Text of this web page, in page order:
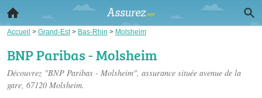
Accueil > Grand-Est > Bas-Rhin > Molsheim
BNP Paribas - Molsheim
Découvrez "BNP Paribas - Molsheim", assurance située avenue de la
gare, 67120 Molsheim.